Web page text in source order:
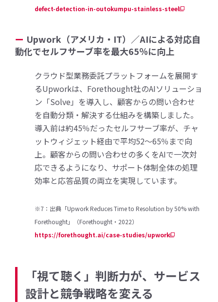
defect-detection-in-outokumpu-stainless-steel
Upwork（アメリカ・IT）／AIによる対応自
動化でセルフサーブ率を最大65％に向上
クラウド型業務委託プラットフォームを展開す
るUpworkは、Forethought社のAIソリューショ
ン「Solve」を導入し、顧客からの問い合わせ
を自動分類・解決する仕組みを構築しました。
導入前は約45％だったセルフサーブ率が、チャ
ットウィジェット経由で平均52〜65％まで向
上。顧客からの問い合わせの多くをAIで一次対
応できるようになり、サポート体制全体の処理
効率と応答品質の両立を実現しています。
※7：出典「Upwork Reduces Time to Resolution by 50% with
Forethought」（Forethought・2022）
https://forethought.ai/case-studies/upwork
「視て聴く」判断力が、サービス
設計と競争戦略を変える